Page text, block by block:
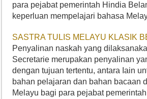
para pejabat pemerintah Hindia
keperluan mempelajari bahasa
SASTRA TULIS MELAYU KLASIK
Penyalinan naskah yang
Secretarie merupakan penyalinan
dengan tujuan tertentu, antara Iain
bahan pelajaran dan bahan bacaan
Melayu bagi para pejabat